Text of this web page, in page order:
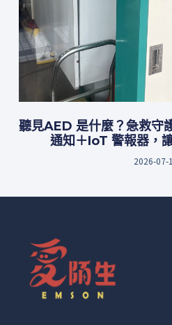
聽見AED 是什麼？急救守
通知＋IoT 警報器，
2026-07-